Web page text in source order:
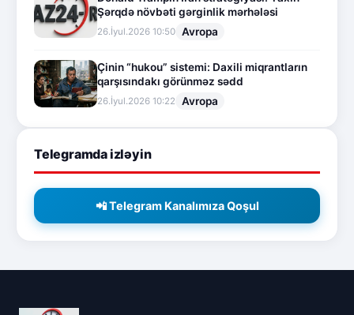
Şərqdə növbəti gərginlik mərhələsi
26.İyul.2026 10:50 Avropa
Çinin “hukou” sistemi: Daxili miqrantların
qarşısındakı görünməz sədd
26.İyul.2026 10:22 Avropa
Telegramda izləyin
📲 Telegram Kanalımıza Qoşul